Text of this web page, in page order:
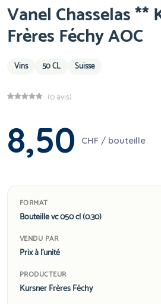
Vanel Chasselas **
Frères Féchy AOC
Vins 50 CL Suisse
(0 avis)
8,50 CHF / bouteille
FORMAT
Bouteille vc 050 cl (0.30)
VENDU PAR
Prix à l'unité
PRODUCTEUR
Kursner Frères Féchy